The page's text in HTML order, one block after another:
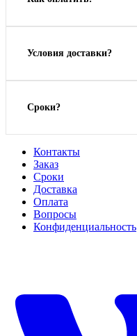
Условия доставки?
Сроки?
Контакты
Заказ
Cроки
Доставка
Оплата
Вопросы
Конфиденциальность